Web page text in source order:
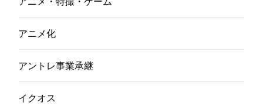
アニメ化
アントレ事業承継
イクオス